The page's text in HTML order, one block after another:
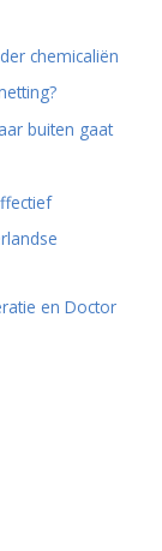
chemicaliën
buiten gaat
en Doctor